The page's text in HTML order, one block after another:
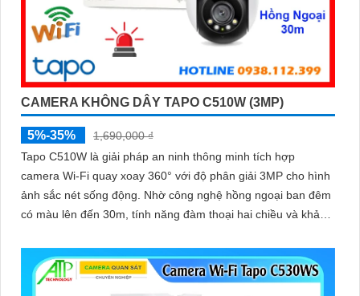
CAMERA KHÔNG DÂY TAPO C510W (3MP)
5%-35%
1,690,000 ₫
Tapo C510W là giải pháp an ninh thông minh tích hợp
camera Wi-Fi quay xoay 360° với độ phân giải 3MP cho hình
ảnh sắc nét sống động. Nhờ công nghệ hồng ngoại ban đêm
có màu lên đến 30m, tính năng đàm thoại hai chiều và khả
chuyển động dù ở bất cứ đâu, với thiết kế bền bỉ đạt chuẩn
IP66 và hệ thống cảnh báo thông minh